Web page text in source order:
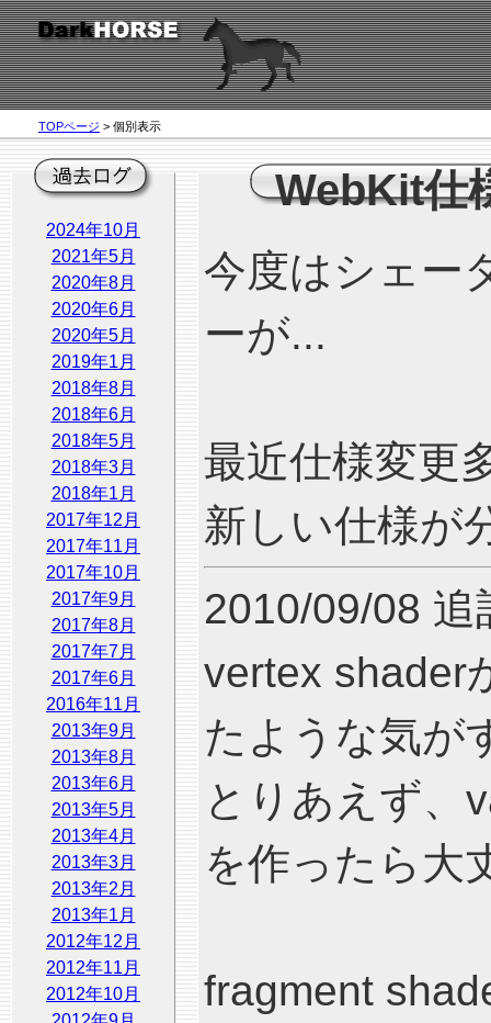
TOPページ > 個別表示
2024年10月
2021年5月
2020年8月
2020年6月
2020年5月
2019年1月
2018年8月
2018年6月
2018年5月
2018年3月
2018年1月
2017年12月
2017年11月
2017年10月
2017年9月
2017年8月
2017年7月
2017年6月
2016年11月
2013年9月
2013年8月
2013年6月
2013年5月
2013年4月
2013年3月
2013年2月
2013年1月
2012年12月
2012年11月
2012年10月
WebKit仕
今度はシェー
ーが...
最近仕様変更
新しい仕様が
2010/09/08 追
vertex shader
たような気が
とりあえず、
を作ったら大
fragment